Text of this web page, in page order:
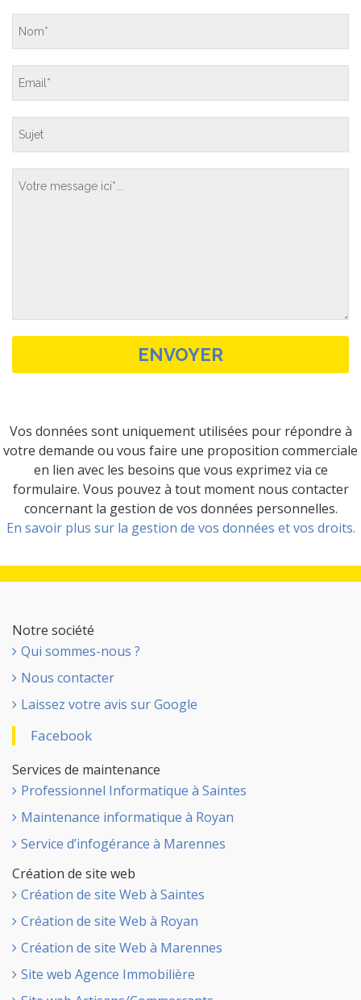
Vos données sont uniquement utilisées pour répondre à
votre demande ou vous faire une proposition commerciale
en lien avec les besoins que vous exprimez via ce
formulaire. Vous pouvez à tout moment nous contacter
concernant la gestion de vos données personnelles.
En savoir plus sur la gestion de vos données et vos droits.
Notre société
Qui sommes-nous ?
Nous contacter
Laissez votre avis sur Google
Facebook
Services de maintenance
Professionnel Informatique à Saintes
Maintenance informatique à Royan
Service d’infogérance à Marennes
Création de site web
Création de site Web à Saintes
Création de site Web à Royan
Création de site Web à Marennes
Site web Agence Immobilière